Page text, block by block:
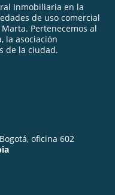
Inmobiliaria en la
de uso comercial
Pertenecemos al
la asociación
de la ciudad.
oficina 602